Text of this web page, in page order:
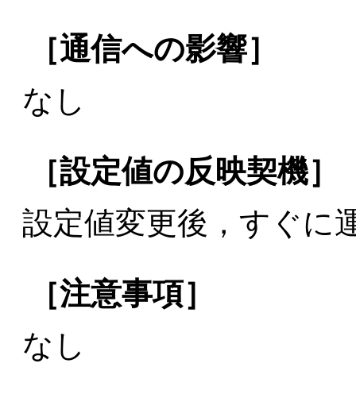
［通信への影響］
なし
［設定値の反映契機］
設定値変更後，すぐに
［注意事項］
なし